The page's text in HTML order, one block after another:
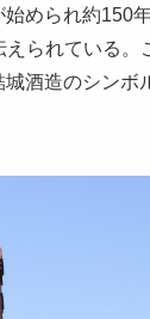
められ約150
られている
酒造のシンボ